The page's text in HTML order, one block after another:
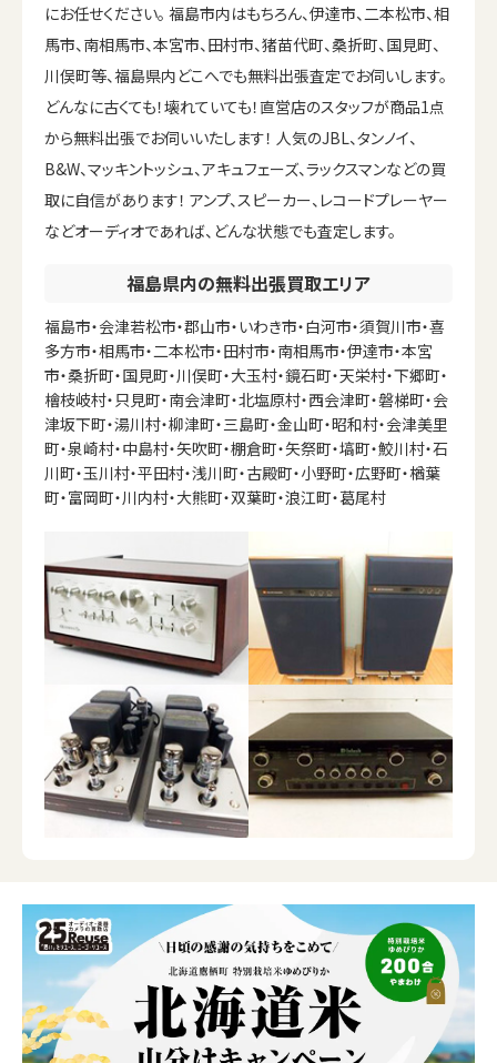
にお任せください。 福島市内はもちろん、伊達市、二本松市、相
馬市、南相馬市、本宮市、田村市、猪苗代町、桑折町、国見町、
川俣町等、福島県内どこへでも無料出張査定でお伺いします。
どんなに古くても！壊れていても！直営店のスタッフが商品1点
から無料出張でお伺いいたします！ 人気のJBL、タンノイ、
B&W、マッキントッシュ、アキュフェーズ、ラックスマンなどの買
取に自信があります！ アンプ、スピーカー、レコードプレーヤー
などオーディオであれば、どんな状態でも査定します。
福島県内の無料出張買取エリア
福島市・会津若松市・郡山市・いわき市・白河市・須賀川市・喜
多方市・相馬市・二本松市・田村市・南相馬市・伊達市・本宮
市・桑折町・国見町・川俣町・大玉村・鏡石町・天栄村・下郷町・
檜枝岐村・只見町・南会津町・北塩原村・西会津町・磐梯町・会
津坂下町・湯川村・柳津町・三島町・金山町・昭和村・会津美里
町・泉崎村・中島村・矢吹町・棚倉町・矢祭町・塙町・鮫川村・石
川町・玉川村・平田村・浅川町・古殿町・小野町・広野町・楢葉
町・富岡町・川内村・大熊町・双葉町・浪江町・葛尾村